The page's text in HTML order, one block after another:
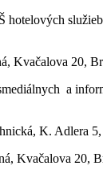
hotelových
Kvačalova 20,
a
K. Adlera
Kvačalova 20,